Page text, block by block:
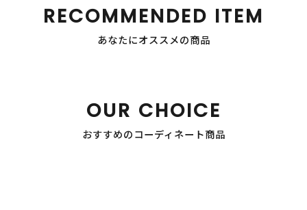
RECOMMENDED ITEM
あなたにオススメの商品
OUR CHOICE
おすすめのコーディネート商品